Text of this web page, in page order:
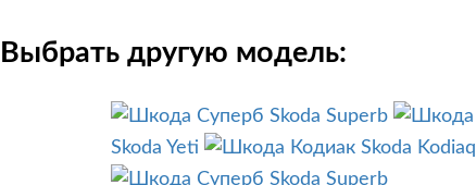
Выбрать другую модель:
Skoda Superb
Skoda Yeti
Skoda Kodiaq
Skoda Superb